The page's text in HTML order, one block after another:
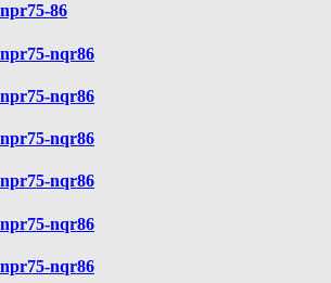
npr75-86
npr75-nqr86
npr75-nqr86
npr75-nqr86
npr75-nqr86
npr75-nqr86
npr75-nqr86